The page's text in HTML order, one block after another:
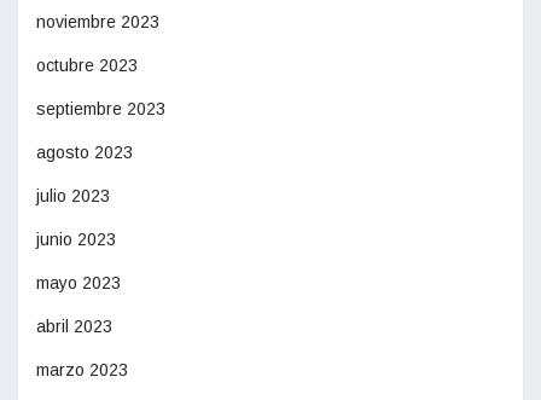
noviembre 2023
octubre 2023
septiembre 2023
agosto 2023
julio 2023
junio 2023
mayo 2023
abril 2023
marzo 2023